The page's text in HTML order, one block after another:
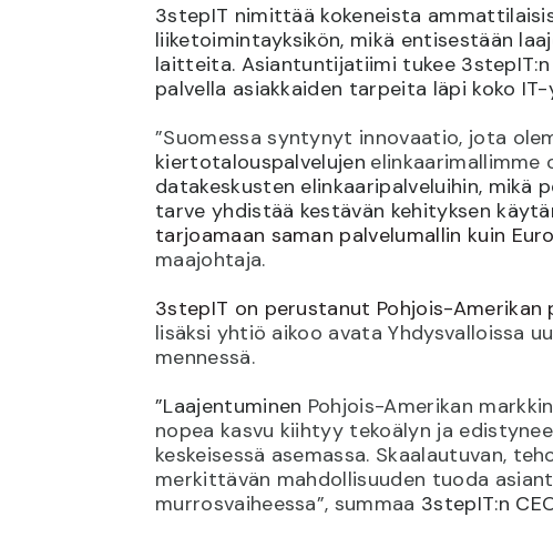
3stepIT nimittää kokeneista
liiketoimintayksikön, mikä entisestään
laitteita. Asiantuntijatiimi tukee
palvella asiakkaiden tarpeita läpi koko
”Suomessa syntynyt innovaatio, jota
kiertotalouspalvelujen elinkaarimallimme
datakeskusten elinkaaripalveluihin,
tarve yhdistää kestävän kehityksen
tarjoamaan saman palvelumallin kuin
maajohtaja.
3stepIT on perustanut Pohjois-Amerikan
lisäksi yhtiö aikoo avata Yhdysvalloissa
mennessä.
”Laajentuminen Pohjois-Amerikan
nopea kasvu kiihtyy tekoälyn ja
keskeisessä asemassa. Skaalautuvan,
merkittävän mahdollisuuden tuoda
murrosvaiheessa”, summaa 3stepIT:n